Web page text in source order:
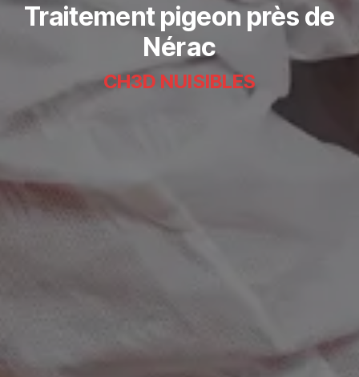
Traitement pigeon près de
Nérac
CH3D NUISIBLES